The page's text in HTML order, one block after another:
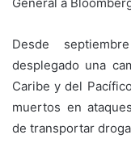
Desde
desplegado una
Caribe y del
muertos en
de transportar